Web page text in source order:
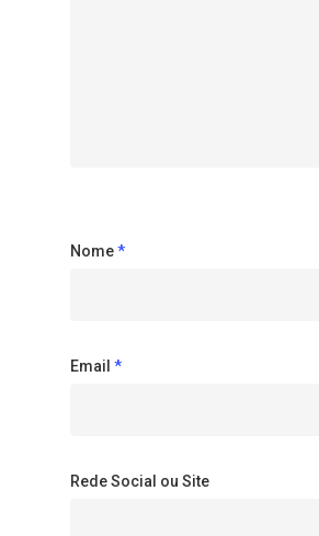
Nome*
Email *
Rede Social ou Site